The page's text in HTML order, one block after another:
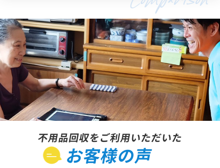
不用品回収をご利用いただいた
お客様の声